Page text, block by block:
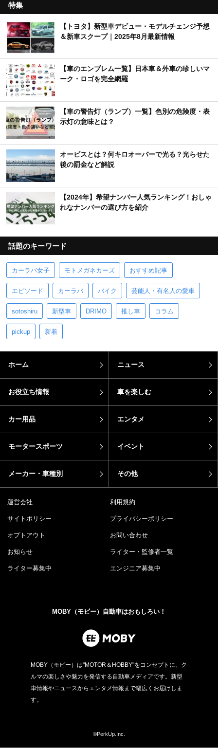
特集
【トヨタ】新型車デビュー・モデルチェンジ予想
＆新車スクープ｜2025年8月最新情報
【車のエンブレム一覧】日本車＆外車の珍しいマ
ーク・ロゴを完全網羅
【車の警告灯（ランプ）一覧】色別の危険度・表
示灯の意味とは？
オービスとは？何キロオーバーで光る？光らせた
後の罰金など解説
【2024年】希望ナンバー人気ランキング！おしゃ
れなナンバーの選び方を紹介
話題のキーワード
カーラバ女子 モトメガネカーズ おすすめ記事
エピソード カーラバ バイク 芸能人・有名人の愛車
sotoshiru 新型車 DRIMO 推し車 コラム
pickup 新着
ホーム ニュース
お役立ち情報 車を楽しむ
カー用品 エンタメ
モータースポーツ イベント
メーカー・車種別 その他
運営会社 利用規約
サイトポリシー プライバシーポリシー
オプトアウト お問い合わせ
お知らせ ライター・監修者一覧
ライター募集中 エンジニア募集中
MOBY（モビー）自動車はおもしろい！
MOBY（モビー）は"MOTOR＆HOBBY"をコンセプトに、ク
ルマの楽しさや魅力を発信する自動車メディアです。新型
車情報やニュースからエンタメ情報まで幅広くお届けしま
す。
©PerkUp.Inc.